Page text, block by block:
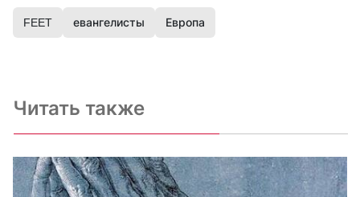
FEET евангелисты Европа
Читать также